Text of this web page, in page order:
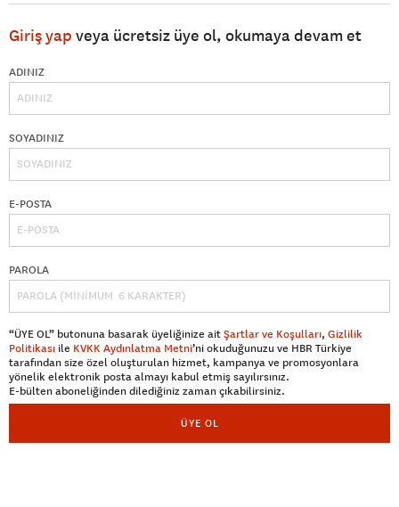
Giriş yap veya ücretsiz üye ol, okumaya devam et
ADINIZ
SOYADINIZ
E-POSTA
PAROLA
“ÜYE OL” butonuna basarak üyeliğinize aitŞartlar ve Koşulları, Gizlilik
Politikası ile KVKK Aydınlatma Metni’ni okuduğunuzu ve HBR Türkiye
tarafından size özel oluşturulan hizmet, kampanya ve promosyonlara
yönelik elektronik posta almayı kabul etmiş sayılırsınız.
E-bülten aboneliğinden dilediğiniz zaman çıkabilirsiniz.
ÜYE OL